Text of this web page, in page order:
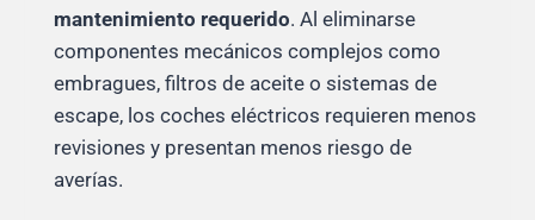
mantenimiento requerido. Al eliminarse
componentes mecánicos complejos como
embragues, filtros de aceite o sistemas de
escape, los coches eléctricos requieren menos
revisiones y presentan menos riesgo de
averías.